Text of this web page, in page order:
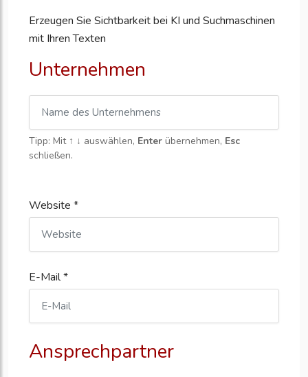
Erzeugen Sie Sichtbarkeit bei KI und Suchmaschinen
mit Ihren Texten
Unternehmen
Tipp: Mit ↑ ↓ auswählen, Enter übernehmen, Esc
schließen.
Website *
E-Mail *
Ansprechpartner